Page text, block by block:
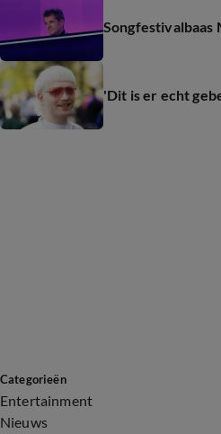
'Dit is er echt
Categorieën
Entertainment
Nieuws